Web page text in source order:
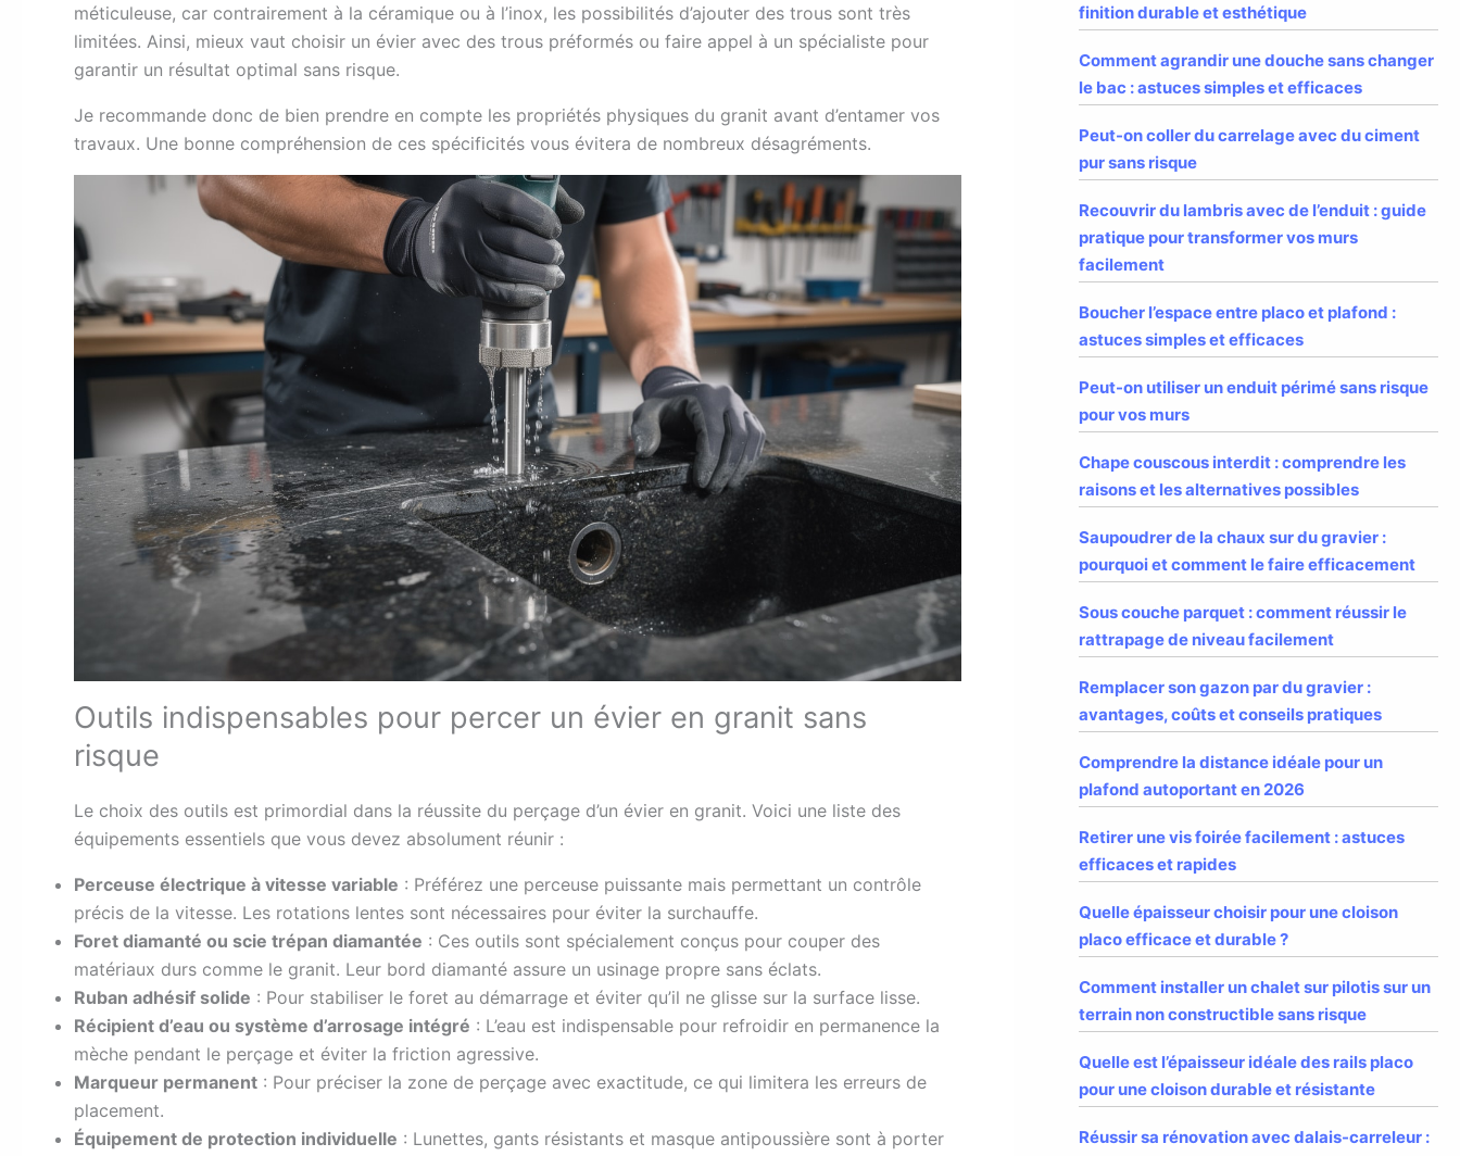
méticuleuse, car contrairement à la céramique ou à l’inox, les possibilités d’ajouter des trous sont très
limitées. Ainsi, mieux vaut choisir un évier avec des trous préformés ou faire appel à un spécialiste pour
garantir un résultat optimal sans risque.
Je recommande donc de bien prendre en compte les propriétés physiques du granit avant d’entamer vos
travaux. Une bonne compréhension de ces spécificités vous évitera de nombreux désagréments.
Outils indispensables pour percer un évier en granit sans
risque
Le choix des outils est primordial dans la réussite du perçage d’un évier en granit. Voici une liste des
équipements essentiels que vous devez absolument réunir :
Perceuse électrique à vitesse variable : Préférez une perceuse puissante mais permettant un contrôle
précis de la vitesse. Les rotations lentes sont nécessaires pour éviter la surchauffe.
Foret diamanté ou scie trépan diamantée : Ces outils sont spécialement conçus pour couper des
matériaux durs comme le granit. Leur bord diamanté assure un usinage propre sans éclats.
Ruban adhésif solide : Pour stabiliser le foret au démarrage et éviter qu’il ne glisse sur la surface lisse.
Récipient d’eau ou système d’arrosage intégré : L’eau est indispensable pour refroidir en permanence la
mèche pendant le perçage et éviter la friction agressive.
Marqueur permanent : Pour préciser la zone de perçage avec exactitude, ce qui limitera les erreurs de
placement.
Équipement de protection individuelle : Lunettes, gants résistants et masque antipoussière sont à porter
finition durable et esthétique
Comment agrandir une douche sans changer
le bac : astuces simples et efficaces
Peut-on coller du carrelage avec du ciment
pur sans risque
Recouvrir du lambris avec de l’enduit : guide
pratique pour transformer vos murs
facilement
Boucher l’espace entre placo et plafond :
astuces simples et efficaces
Peut-on utiliser un enduit périmé sans risque
pour vos murs
Chape couscous interdit : comprendre les
raisons et les alternatives possibles
Saupoudrer de la chaux sur du gravier :
pourquoi et comment le faire efficacement
Sous couche parquet : comment réussir le
rattrapage de niveau facilement
Remplacer son gazon par du gravier :
avantages, coûts et conseils pratiques
Comprendre la distance idéale pour un
plafond autoportant en 2026
Retirer une vis foirée facilement : astuces
efficaces et rapides
Quelle épaisseur choisir pour une cloison
placo efficace et durable ?
Comment installer un chalet sur pilotis sur un
terrain non constructible sans risque
Quelle est l’épaisseur idéale des rails placo
pour une cloison durable et résistante
Réussir sa rénovation avec dalais-carreleur :